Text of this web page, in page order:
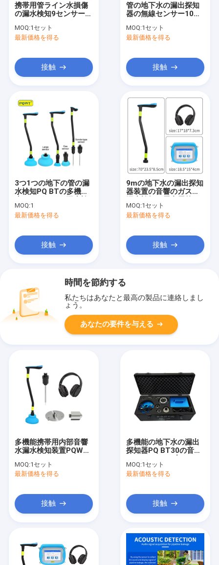
携帯用管ライン水損傷
の漏水検知9センサー
MOQ:1セット
最新価格を得る
接触
管の地下水の漏出探知
器の無線センサー10m
MOQ:1セット
最新価格を得る
接触
3つ1つの地下の管の漏
水検知PQ BTの多機能
知に付き
MOQ:1
最新価格を得る
接触
9mの地下水の漏出探知
器装置の音響のガスの
MOQ:1セット
最新価格を得る
接触
時間を節約する
私たちはあなたと最高の製品に連絡しまし
ょう。
あなたの要件を与える
多機能携帯用内部音響
水漏水検知装置PQWT
MOQ:1セット
最新価格を得る
接触
多機能の地下水の漏出
探知器PQ BT30の音響
の検出のロケータ
MOQ:1セット
最新価格を得る
接触